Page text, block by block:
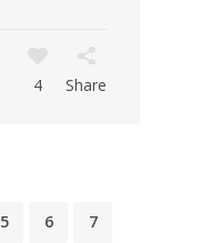
4 Share
5 6
7